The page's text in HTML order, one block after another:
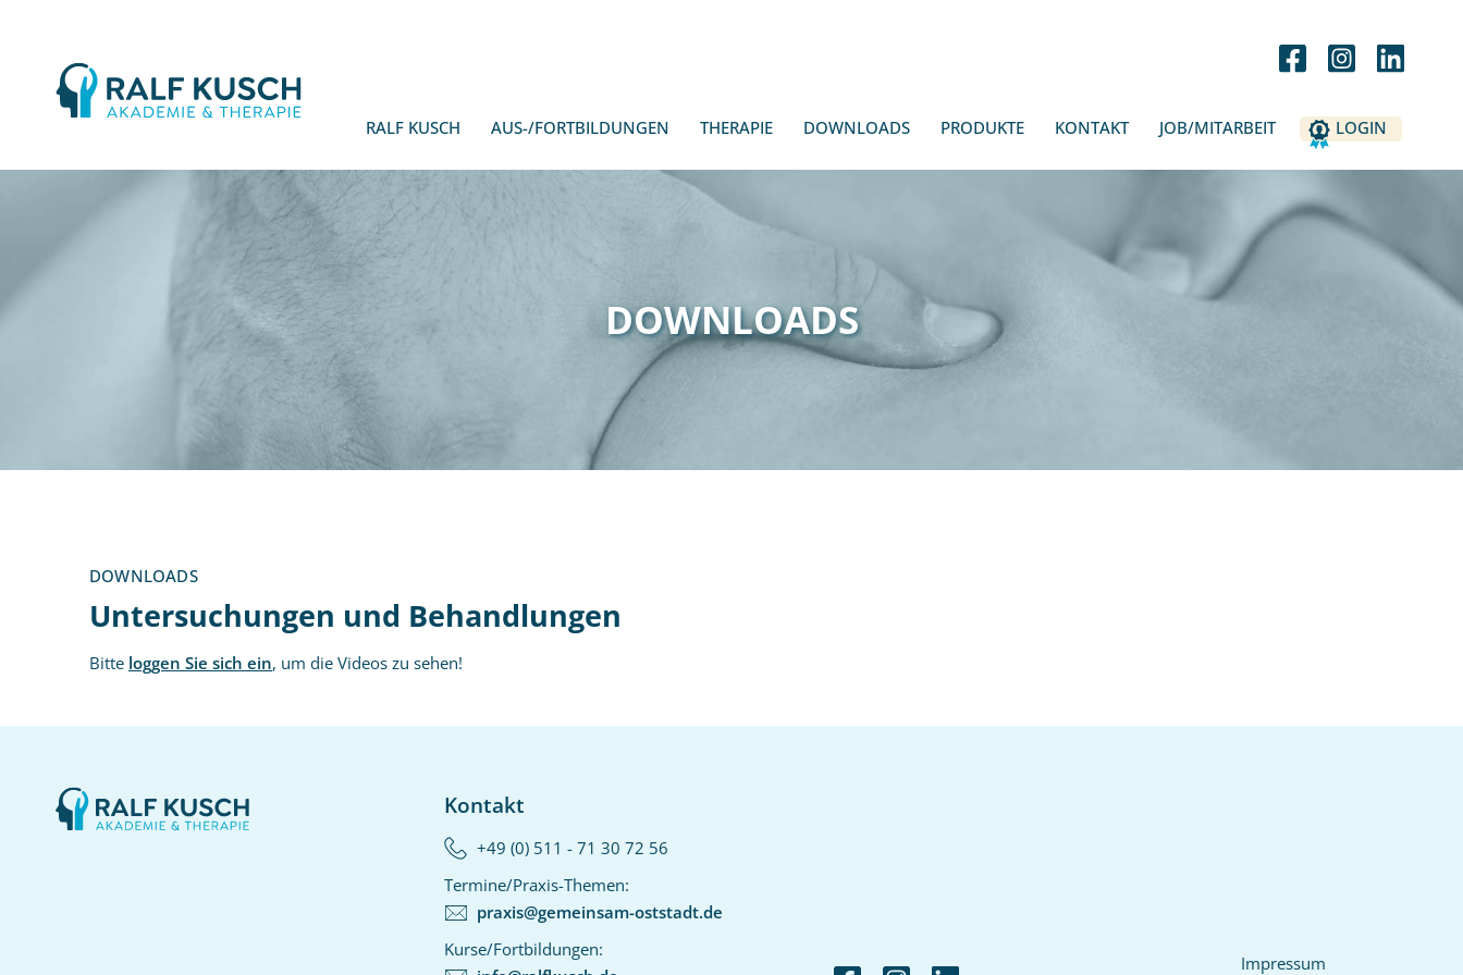
Ralf
Kusch
RALF KUSCH
AUS-/FORTBILDUNGEN THERAPIE DOWNLOADS PRODUKTE KONTAKT JOB/MITARBEIT LOGIN
DOWNLOADS
DOWNLOADS
Untersuchungen und Behandlungen
Bitte loggen Sie sich ein, um die Videos zu sehen!
Kontakt
+49 (0) 511 - 71 30 72 56‬
Termine/Praxis-Themen:
praxis@gemeinsam-oststadt.de
Kurse/Fortbildungen:
Impressum